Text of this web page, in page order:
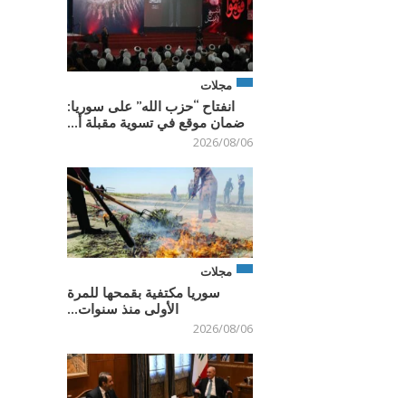
مجلات
انفتاح “حزب الله” على سوريا:
ضمان موقع في تسوية مقبلة أ...
2026/08/06
مجلات
سوريا مكتفية بقمحها للمرة
الأولى منذ سنوات...
2026/08/06